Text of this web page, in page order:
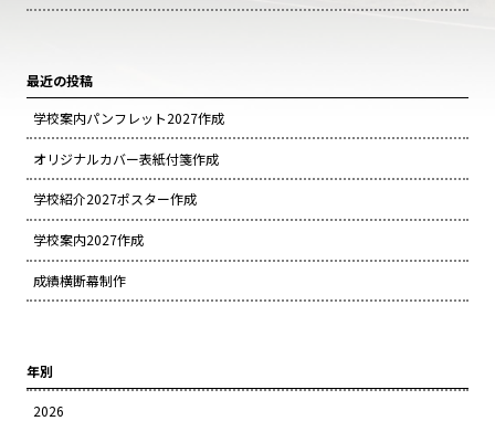
最近の投稿
学校案内パンフレット2027作成
オリジナルカバー表紙付箋作成
学校紹介2027ポスター作成
学校案内2027作成
成績横断幕制作
年別
2026